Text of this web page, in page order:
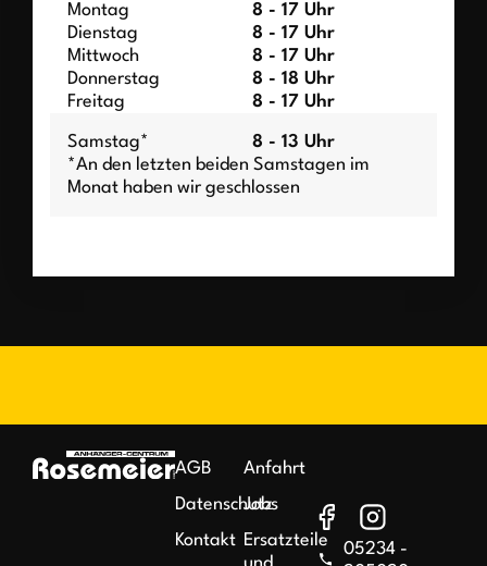
Montag
8 - 17 Uhr
Dienstag
8 - 17 Uhr
Mittwoch
8 - 17 Uhr
Donnerstag
8 - 18 Uhr
Freitag
8 - 17 Uhr
Samstag*
8 - 13 Uhr
*An den letzten beiden Samstagen im
Monat haben wir geschlossen
AGB
Datenschutz
Kontakt
Anfahrt
Jobs
Ersatzteile
05234 -